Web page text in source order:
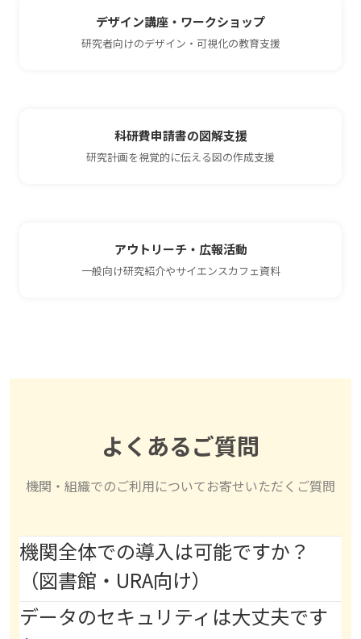
デザイン講座・ワークショップ
研究者向けのデザイン・可視化の教育支援
科研費申請書の図解支援
研究計画を視覚的に伝える図の作成支援
アウトリーチ・広報活動
一般向け研究紹介やサイエンスカフェ資料
よくあるご質問
機関・組織でのご利用についてお寄せいただくご質問
機関全体での導入は可能ですか？
（図書館・URA向け）
データのセキュリティは大丈夫です